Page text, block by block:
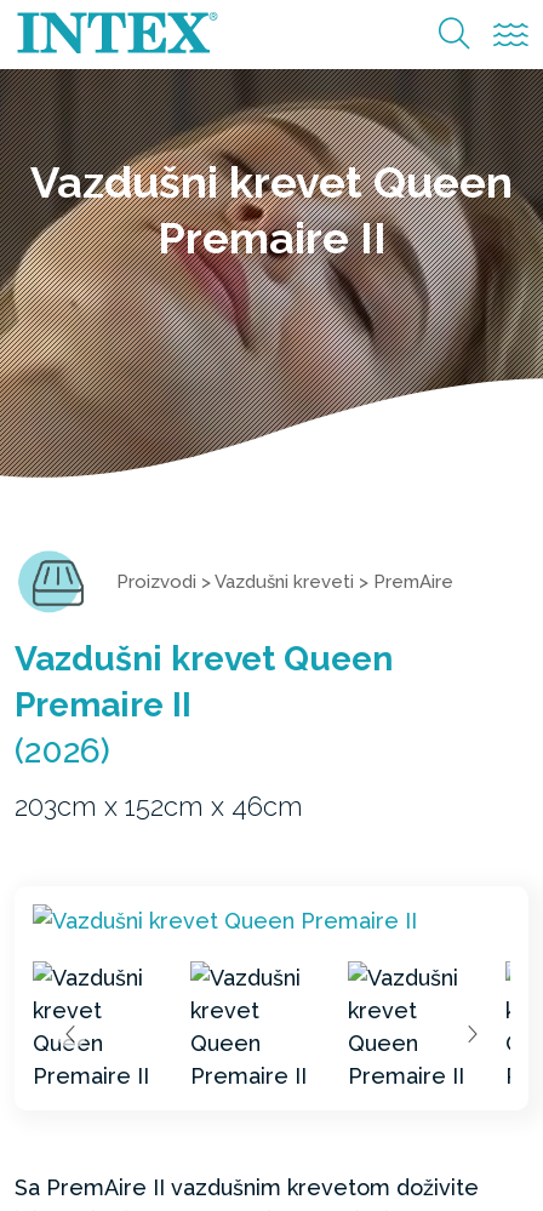
Vazdušni krevet Queen
Premaire II
Proizvodi >Vazdušni kreveti > PremAire
Vazdušni krevet Queen
Premaire II
(2026)
203cm x 152cm x 46cm
Sa PremAire II vazdušnim krevetom doživite